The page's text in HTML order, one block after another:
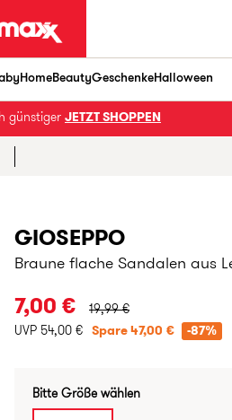
HomeBeautyGeschenkeHalloween
günstiger JETZT SHOPPEN
GIOSEPPO
Braune flache Sandalen aus
7,00 € URSPRÜNGLICHER PREIS:
19,99 €
UVP 54,00 €
Spare 47,00 € -87%
Bitte Größe wählen